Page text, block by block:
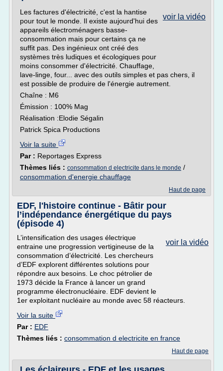
voir la vidéo
Les factures d'électricité, c'est la hantise
pour tout le monde. Il existe aujourd'hui des
appareils électroménagers basse-
consommation mais pour certains ça ne
suffit pas. Des ingénieux ont créé des
systèmes très ludiques et écologiques pour
moins consommer d'électricité. Chauffage,
lave-linge, four... avec des outils simples et pas chers, il
est possible de produire de l'énergie autrement.
Chaîne : M6
Émission : 100% Mag
Réalisation :Elodie Ségalin
Patrick Spica Productions
Voir la suite
Par : Reportages Express
Thèmes liés : consommation d electricite dans le monde /
consommation d'energie chauffage
Haut de page
EDF, l'histoire continue - Bâtir pour
l’indépendance énergétique du pays
(épisode 4)
voir la vidéo
L’intensification des usages électrique
entraine une progression vertigineuse de la
consommation d’électricité. Les chercheurs
d’EDF explorent différentes solutions pour
répondre aux besoins. Le choc pétrolier de
1973 décide la France à lancer un grand
programme électronucléaire. EDF devient le
1er exploitant nucléaire au monde avec 58 réacteurs.
Voir la suite
Par : EDF
Thèmes liés : consommation d electricite en france
Haut de page